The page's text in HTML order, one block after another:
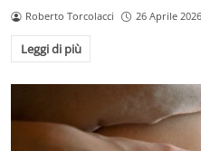
Roberto Torcolacci 26 Aprile 2026
Leggi di più